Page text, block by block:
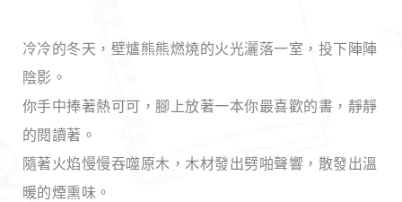
冷冷的冬天，壁爐熊熊燃燒的火光灑落一室，投下陣陣
陰影。
你手中捧著熱可可，腳上放著一本你最喜歡的書，靜靜
的閱讀著。
隨著火焰慢慢吞噬原木，木材發出劈啪聲響，散發出溫
暖的煙熏味。